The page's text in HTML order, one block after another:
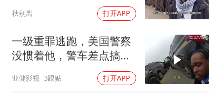
秋别离 打开APP
一级重罪逃跑，美国警察
没惯着他，警车差点搞报
业健影视 3跟贴 打开APP